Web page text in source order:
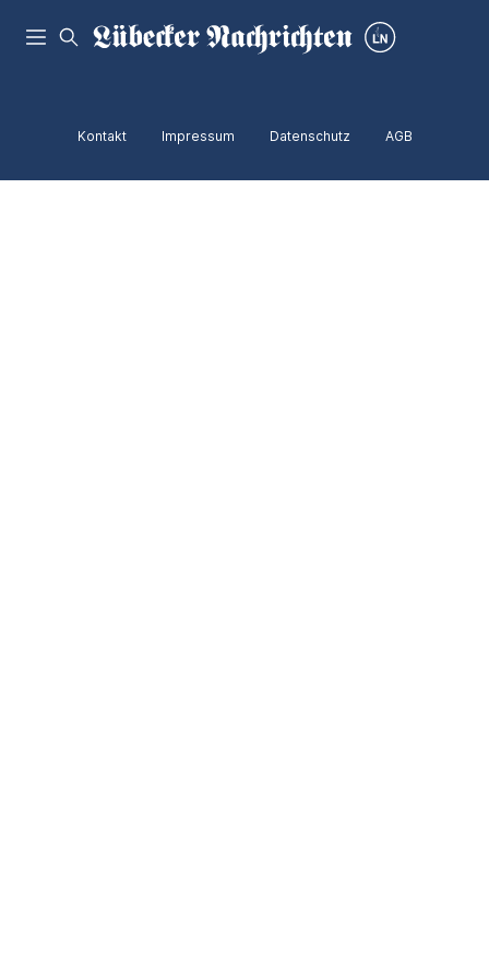
Kontakt Impressum Datenschutz AGB